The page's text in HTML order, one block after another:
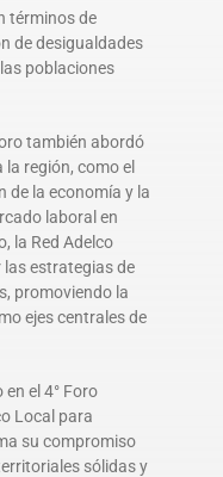
términos de
de desigualdades
poblaciones
también abordó
región, como el
de la economía y la
laboral en
la Red Adelco
estrategias de
promoviendo la
ejes centrales de
el 4° Foro
Local para
su compromiso
sólidas y